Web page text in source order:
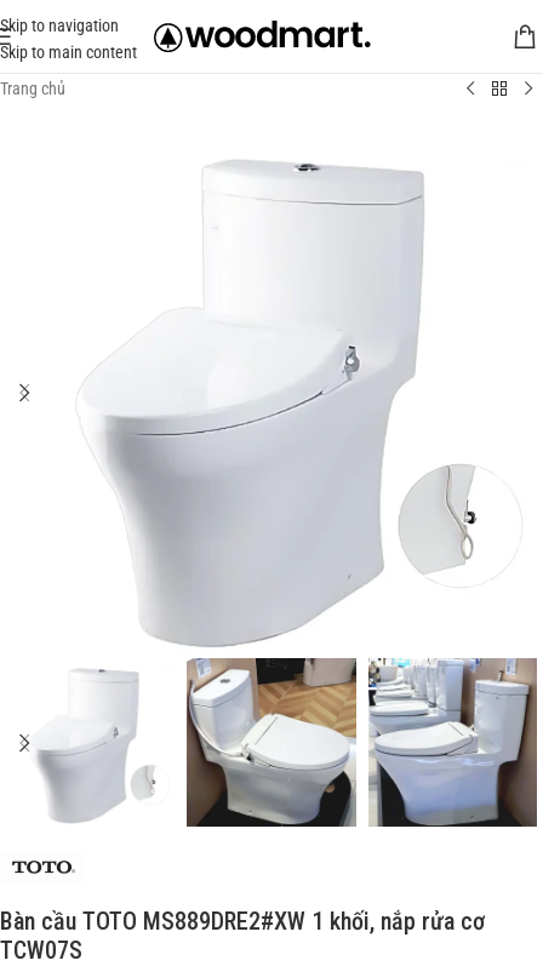
Skip to navigation
Skip to main content
Trang chủ
Bàn cầu TOTO MS889DRE2#XW 1 khối, nắp rửa cơ
TCW07S